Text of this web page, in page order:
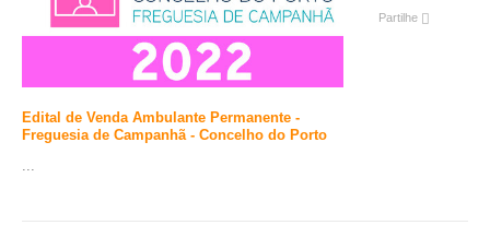
Edital de Venda Ambulante Permanente -
Freguesia de Campanhã - Concelho do Porto
...
Partilhe